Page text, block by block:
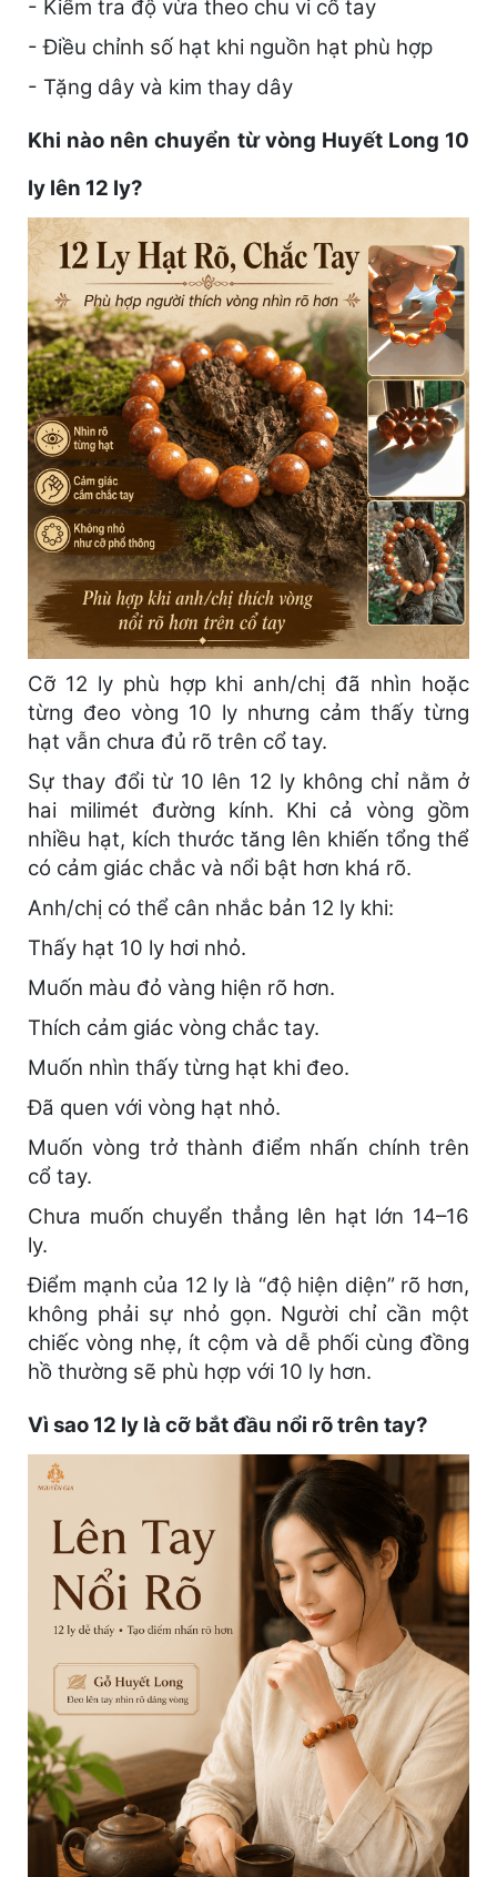
- Kiểm tra độ vừa theo chu vi cổ tay
- Điều chỉnh số hạt khi nguồn hạt phù hợp
- Tặng dây và kim thay dây
Khi nào nên chuyển từ vòng Huyết Long 10
ly lên 12 ly?
Cỡ 12 ly phù hợp khi anh/chị đã nhìn hoặc
từng đeo vòng 10 ly nhưng cảm thấy từng
hạt vẫn chưa đủ rõ trên cổ tay.
Sự thay đổi từ 10 lên 12 ly không chỉ nằm ở
hai milimét đường kính. Khi cả vòng gồm
nhiều hạt, kích thước tăng lên khiến tổng thể
có cảm giác chắc và nổi bật hơn khá rõ.
Anh/chị có thể cân nhắc bản 12 ly khi:
Thấy hạt 10 ly hơi nhỏ.
Muốn màu đỏ vàng hiện rõ hơn.
Thích cảm giác vòng chắc tay.
Muốn nhìn thấy từng hạt khi đeo.
Đã quen với vòng hạt nhỏ.
Muốn vòng trở thành điểm nhấn chính trên
cổ tay.
Chưa muốn chuyển thẳng lên hạt lớn 14–16
ly.
Điểm mạnh của 12 ly là “độ hiện diện” rõ hơn,
không phải sự nhỏ gọn. Người chỉ cần một
chiếc vòng nhẹ, ít cộm và dễ phối cùng đồng
hồ thường sẽ phù hợp với 10 ly hơn.
Vì sao 12 ly là cỡ bắt đầu nổi rõ trên tay?